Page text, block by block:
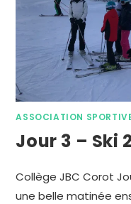
ASSOCIATION
Jour 3 – Ski
Collège JBC Corot
une belle matinée